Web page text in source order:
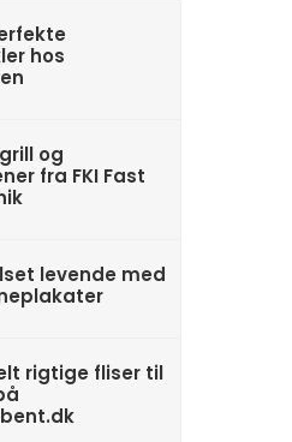
hos
og
fra FKI Fast
levende med
rigtige fliser til